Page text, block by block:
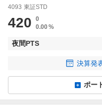
4093 東証STD
420
0
0.00%
夜間PTS
決算発
ポー